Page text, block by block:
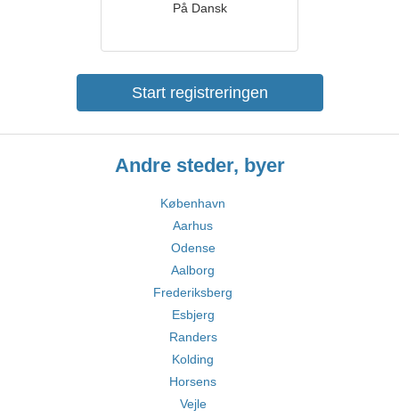
På Dansk
Start registreringen
Andre steder, byer
København
Aarhus
Odense
Aalborg
Frederiksberg
Esbjerg
Randers
Kolding
Horsens
Vejle